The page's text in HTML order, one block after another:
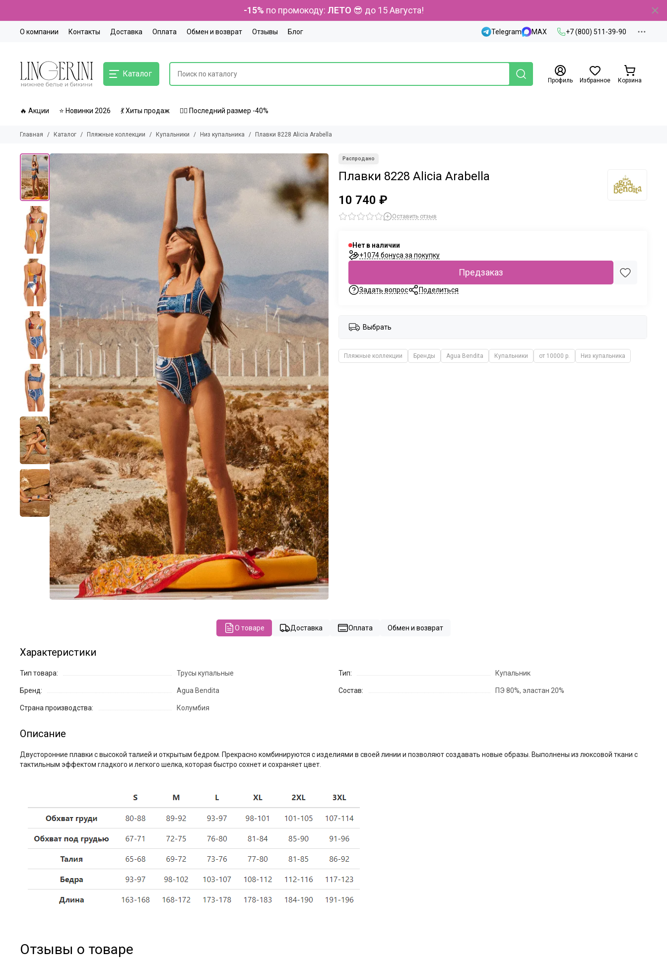
-15% по промокоду: ЛЕТО 😎 до 15 Августа!
О компании Контакты Доставка Оплата Обмен и возврат Отзывы Блог Telegram MAX +7 (800) 511-39-90
Каталог
Профиль Избранное Корзина
🔥 Акции ⭐ Новинки 2026 💃 Хиты продаж 🏃‍♀️ Последний размер -40%
Главная Каталог Пляжные коллекции Купальники Низ купальника Плавки 8228 Alicia Arabella
Плавки 8228 Alicia Arabella
10 740 ₽
Оставить отзыв
Нет в наличии
+1074 бонуса за покупку
Предзаказ
Задать вопрос Поделиться
Выбрать
Пляжные коллекции Бренды Agua Bendita Купальники от 10000 р. Низ купальника
О товаре Доставка Оплата Обмен и возврат
Характеристики
Тип товара: Трусы купальные
Бренд: Agua Bendita
Страна производства: Колумбия
Тип: Купальник
Состав: ПЭ 80%, эластан 20%
Описание
Двусторонние плавки с высокой талией и открытым бедром. Прекрасно комбинируются с изделиями в своей линии и позволяют создавать новые образы. Выполнены из люксовой ткани с
тактильным эффектом гладкого и легкого шелка, которая быстро сохнет и сохраняет цвет.
Отзывы о товаре